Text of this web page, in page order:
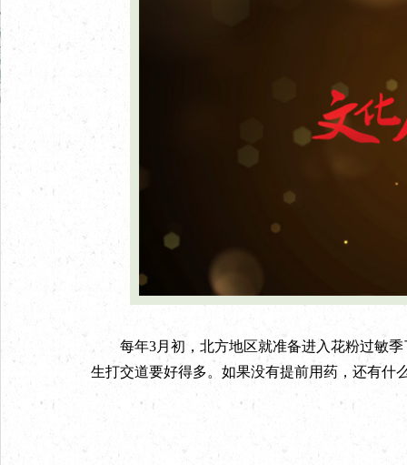
每年3月初，北方地区就准备进入花粉过敏季
生打交道要好得多。如果没有提前用药，还有什